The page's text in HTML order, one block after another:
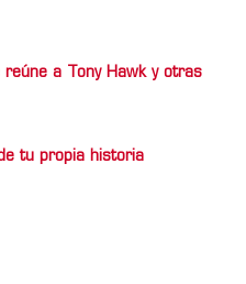
reúne a Tony Hawk y otras
tu propia historia